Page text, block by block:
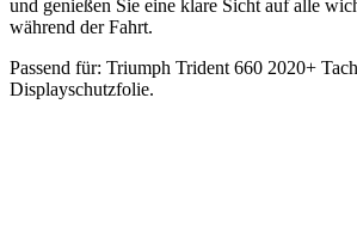
und genießen Sie eine klare Sicht auf alle
während der Fahrt.
Passend für: Triumph Trident 660 2020+
Displayschutzfolie.